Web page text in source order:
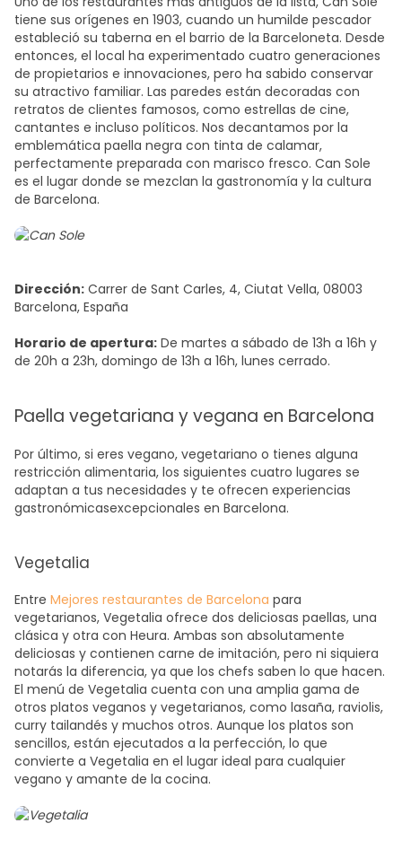
tiene sus orígenes en 1903, cuando un humilde pescador
estableció su taberna en el barrio de la Barceloneta. Desde
entonces, el local ha experimentado cuatro generaciones
de propietarios e innovaciones, pero ha sabido conservar
su atractivo familiar. Las paredes están decoradas con
retratos de clientes famosos, como estrellas de cine,
cantantes e incluso políticos. Nos decantamos por la
emblemática paella negra con tinta de calamar,
perfectamente preparada con marisco fresco. Can Sole
es el lugar donde se mezclan la gastronomía y la cultura
de Barcelona.
Dirección: Carrer de Sant Carles, 4, Ciutat Vella, 08003
Barcelona, España
Horario de apertura: De martes a sábado de 13h a 16h y
de 20h a 23h, domingo de 13h a 16h, lunes cerrado.
Paella vegetariana y vegana en Barcelona
Por último, si eres vegano, vegetariano o tienes alguna
restricción alimentaria, los siguientes cuatro lugares se
adaptan a tus necesidades y te ofrecen experiencias
gastronómicasexcepcionales en Barcelona.
Vegetalia
Entre Mejores restaurantes de Barcelona para
vegetarianos, Vegetalia ofrece dos deliciosas paellas, una
clásica y otra con Heura. Ambas son absolutamente
deliciosas y contienen carne de imitación, pero ni siquiera
notarás la diferencia, ya que los chefs saben lo que hacen.
El menú de Vegetalia cuenta con una amplia gama de
otros platos veganos y vegetarianos, como lasaña, raviolis,
curry tailandés y muchos otros. Aunque los platos son
sencillos, están ejecutados a la perfección, lo que
convierte a Vegetalia en el lugar ideal para cualquier
vegano y amante de la cocina.